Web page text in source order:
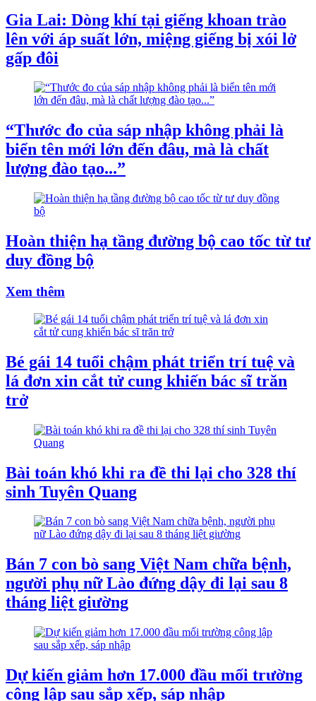
Gia Lai: Dòng khí tại giếng khoan trào
lên với áp suất lớn, miệng giếng bị xói lở
gấp đôi
“Thước đo của sáp nhập không phải là
biển tên mới lớn đến đâu, mà là chất
lượng đào tạo...”
Hoàn thiện hạ tầng đường bộ cao tốc từ tư
duy đồng bộ
Xem thêm
Bé gái 14 tuổi chậm phát triển trí tuệ và
lá đơn xin cắt tử cung khiến bác sĩ trăn
trở
Bài toán khó khi ra đề thi lại cho 328 thí
sinh Tuyên Quang
Bán 7 con bò sang Việt Nam chữa bệnh,
người phụ nữ Lào đứng dậy đi lại sau 8
tháng liệt giường
Dự kiến giảm hơn 17.000 đầu mối trường
công lập sau sắp xếp, sáp nhập